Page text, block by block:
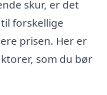
skur, er det
forskellige
prisen. Her er
som du bør